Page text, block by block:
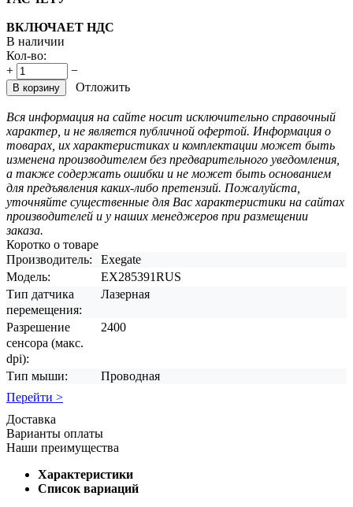
ВКЛЮЧАЕТ НДС
В наличии
Кол-во:
+
−
В корзину Отложить
Вся информация на сайте носит исключительно справочный
характер, и не является публичной офертой. Информация о
товарах, их характеристиках и комплектации может быть
изменена производителем без предварительного уведомления,
а также содержать ошибки и не может быть основанием
для предъявления каких-либо претензий. Пожалуйста,
уточняйте существенные для Вас характеристики на сайтах
производителей и у наших менеджеров при размещении
заказа.
Коротко о товаре
Производитель:
Exegate
Модель:
EX285391RUS
Тип датчика
перемещения:
Лазерная
Разрешение
сенсора (макс.
dpi):
2400
Тип мыши:
Проводная
Перейти >
Доставка
Варианты оплаты
Наши преимущества
Характеристики
Список вариаций